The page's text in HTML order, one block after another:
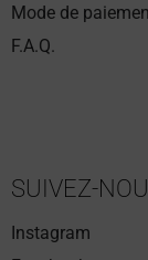
Mode de
F.A.Q.
SUIVEZ-
Instagram